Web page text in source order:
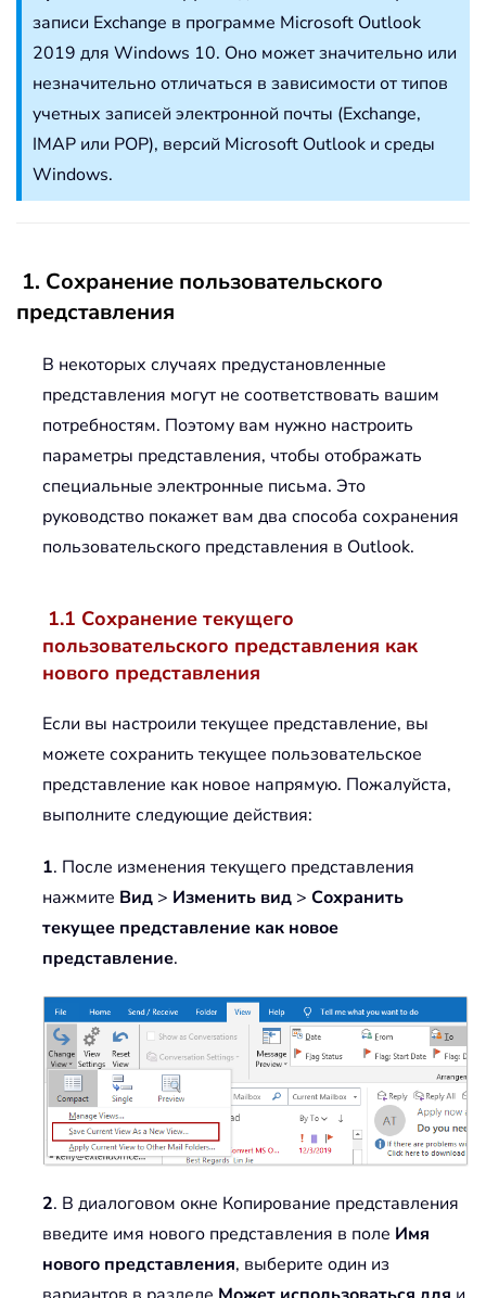
записи Exchange в программе Microsoft Outlook
2019 для Windows 10. Оно может значительно или
незначительно отличаться в зависимости от типов
учетных записей электронной почты (Exchange,
IMAP или POP), версий Microsoft Outlook и среды
Windows.
1. Сохранение пользовательского
представления
В некоторых случаях предустановленные
представления могут не соответствовать вашим
потребностям. Поэтому вам нужно настроить
параметры представления, чтобы отображать
специальные электронные письма. Это
руководство покажет вам два способа сохранения
пользовательского представления в Outlook.
1.1 Сохранение текущего
пользовательского представления как
нового представления
Если вы настроили текущее представление, вы
можете сохранить текущее пользовательское
представление как новое напрямую. Пожалуйста,
выполните следующие действия:
1. После изменения текущего представления
нажмите Вид > Изменить вид > Сохранить
текущее представление как новое
представление.
2. В диалоговом окне Копирование представления
введите имя нового представления в поле Имя
нового представления, выберите один из